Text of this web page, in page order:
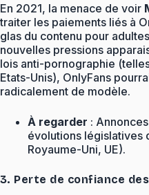
En 2021, la menace de voir
traiter les paiements liés à
glas du contenu pour
nouvelles pressions
lois anti-pornographie
Etats-Unis), OnlyFans
radicalement de modèle.
À regarder :
évolutions législatives
Royaume-Uni, UE).
3. Perte de confiance